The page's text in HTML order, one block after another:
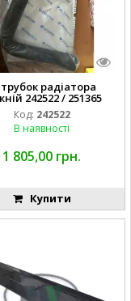
радіатора
242522 / 251365
Код: 242522
В наявності
1 805,00 грн.
Купити